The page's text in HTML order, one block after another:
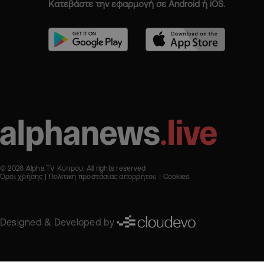
Κατεβάστε την εφαρμογή σε Android ή iOS.
© 2026 Alpha TV Κύπρου. All rights reserved
Όροι χρήσης
Πολιτική προστασίας απορρήτου Cookies
Designed & Developed by